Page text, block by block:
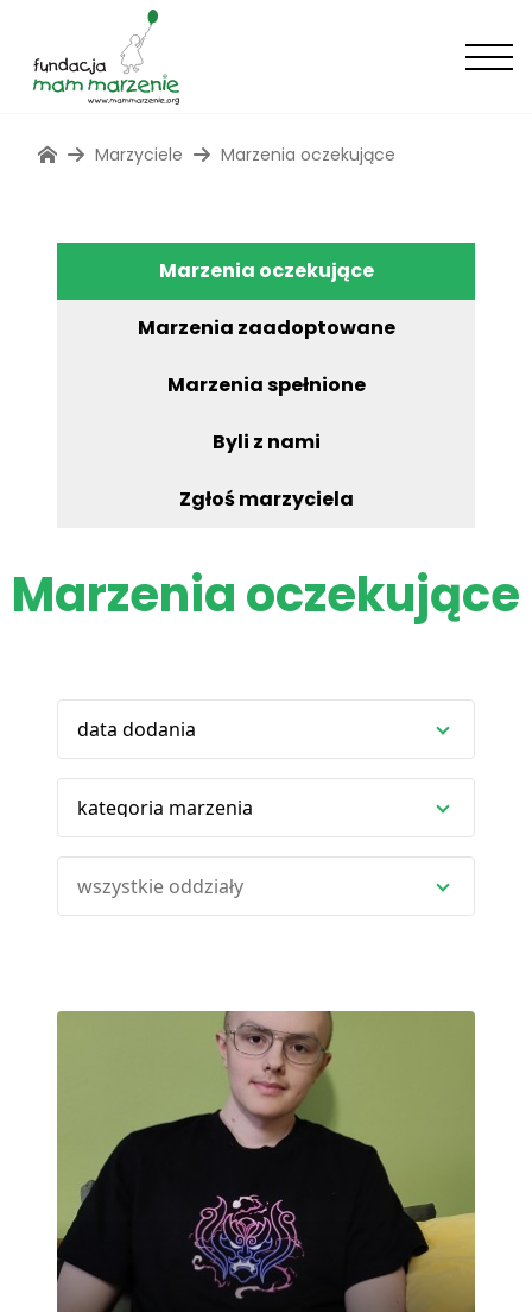
Marzyciele Marzenia oczekujące
Marzenia oczekujące
Marzenia zaadoptowane
Marzenia spełnione
Byli z nami
Zgłoś marzyciela
Marzenia oczekujące
data dodania
kategoria marzenia
wszystkie oddziały